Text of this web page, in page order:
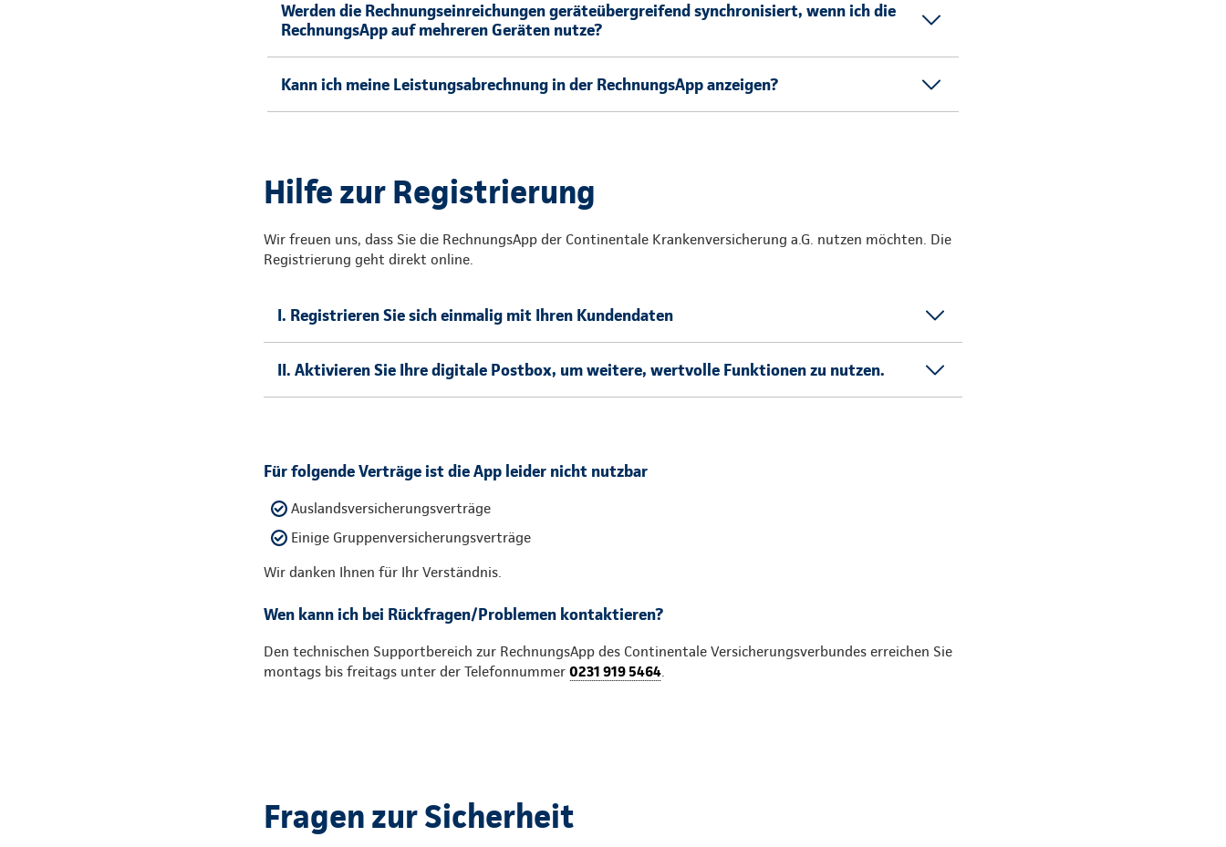
Werden die Rechnungseinreichungen geräteübergreifend synchronisiert, wenn ich die
RechnungsApp auf mehreren Geräten nutze?
Kann ich meine Leistungsabrechnung in der RechnungsApp anzeigen?
Hilfe zur Registrierung
Wir freuen uns, dass Sie die RechnungsApp der Continentale Krankenversicherung a.G. nutzen möchten. Die
Registrierung geht direkt online.
I. Registrieren Sie sich einmalig mit Ihren Kundendaten
II. Aktivieren Sie Ihre digitale Postbox, um weitere, wertvolle Funktionen zu nutzen.
Für folgende Verträge ist die App leider nicht nutzbar
Auslandsversicherungsverträge
Einige Gruppenversicherungsverträge
Wir danken Ihnen für Ihr Verständnis.
Wen kann ich bei Rückfragen/Problemen kontaktieren?
Den technischen Supportbereich zur RechnungsApp des Continentale Versicherungsverbundes erreichen Sie
montags bis freitags unter der Telefonnummer 0231 919 5464.
Fragen zur Sicherheit